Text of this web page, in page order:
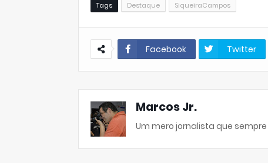
Tags Destaque SiqueiraCampos
Facebook Twitter
Marcos Jr.
Um mero jornalista que